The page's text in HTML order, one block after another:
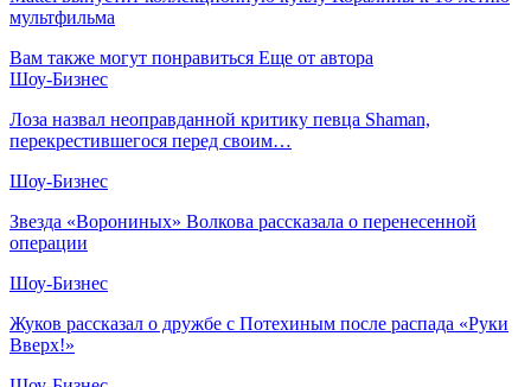
мультфильма
Вам также могут понравиться Еще от автора
Шоу-Бизнес
Лоза назвал неоправданной критику певца Shaman,
перекрестившегося перед своим…
Шоу-Бизнес
Звезда «Ворониных» Волкова рассказала о перенесенной
операции
Шоу-Бизнес
Жуков рассказал о дружбе с Потехиным после распада «Руки
Вверх!»